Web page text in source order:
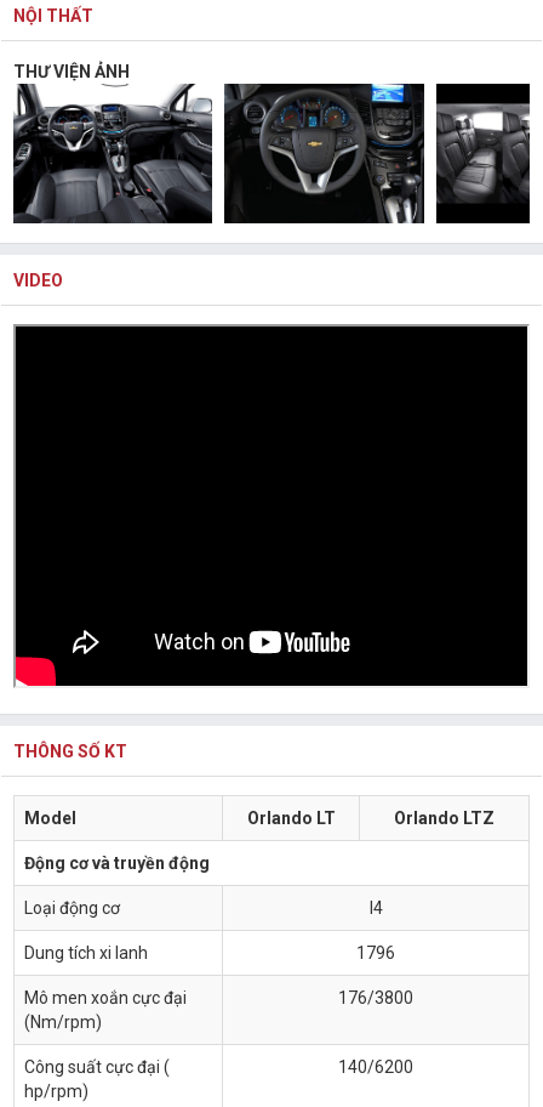
NỘI THẤT
THƯ VIỆN ẢNH
VIDEO
THÔNG SỐ KT
Model Orlando LT Orlando LTZ
Động cơ và truyền động
Loại động cơ I4
Dung tích xi lanh 1796
Mô men xoắn cực đại
(Nm/rpm)
176/3800
Công suất cực đại (
hp/rpm)
140/6200